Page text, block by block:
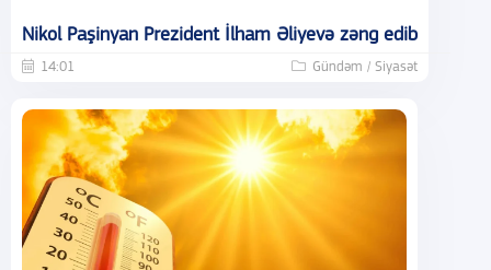
Nikol Paşinyan Prezident İlham Əliyevə zəng edib
14:01 Gündəm / Siyasət